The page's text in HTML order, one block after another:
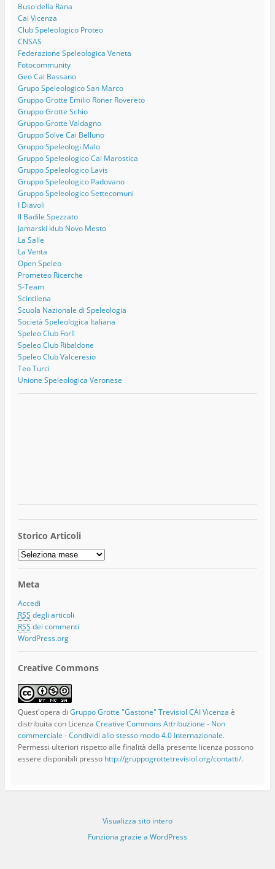
Buso della Rana
Cai Vicenza
Club Speleologico Proteo
CNSAS
Federazione Speleologica Veneta
Fotocommunity
Geo Cai Bassano
Grupo Speleologico San Marco
Gruppo Grotte Emilio Roner Rovereto
Gruppo Grotte Schio
Gruppo Grotte Valdagno
Gruppo Solve Cai Belluno
Gruppo Speleologi Malo
Gruppo Speleologico Cai Marostica
Gruppo Speleologico Lavis
Gruppo Speleologico Padovano
Gruppo Speleologico Settecomuni
I Diavoli
Il Badile Spezzato
Jamarski klub Novo Mesto
La Salle
La Venta
Open Speleo
Prometeo Ricerche
S-Team
Scintilena
Scuola Nazionale di Speleologia
Società Speleologica Italiana
Speleo Club Forlì
Speleo Club Ribaldone
Speleo Club Valceresio
Teo Turci
Unione Speleologica Veronese
Storico Articoli
Storico
Articoli
Meta
Accedi
RSS degli articoli
RSS dei commenti
WordPress.org
Creative Commons
Quest'opera di Gruppo Grotte "Gastone" Trevisiol CAI Vicenza è
distribuita con Licenza Creative Commons Attribuzione - Non
commerciale - Condividi allo stesso modo 4.0 Internazionale.
Permessi ulteriori rispetto alle finalità della presente licenza possono
essere disponibili presso http://gruppogrottetrevisiol.org/contatti/.
Visualizza sito intero
Funziona grazie a WordPress